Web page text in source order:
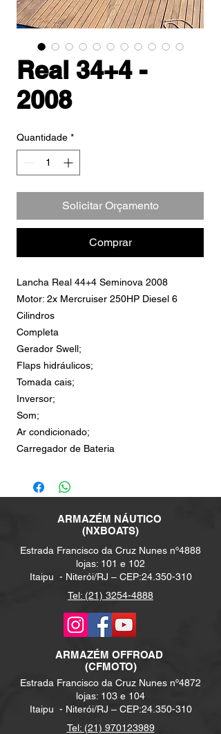
Real 34+4 -
2008
Quantidade *
Solicitar Orçamento
Comprar
Lancha Real 44+4 Seminova 2008
Motor: 2x Mercruiser 250HP Diesel 6
Cilindros
Completa
Gerador Swell;
Flaps hidráulicos;
Tomada cais;
Inversor;
Som;
Ar condicionado;
Carregador de Bateria
ARMAZÉM NÁUTICO
(NXBOATS)
Estrada Francisco da Cruz Nunes nº4888
lojas: 101 e 102
Itaipu - Niterói/RJ – CEP:24.350-310
Tel: (21) 3254-4888
ARMAZÉM OFFROAD
(CFMOTO)
Estrada Francisco da Cruz Nunes nº4872
lojas: 103 e 104
Itaipu - Niterói/RJ – CEP:24.350-310
Tel: (21) 970123989